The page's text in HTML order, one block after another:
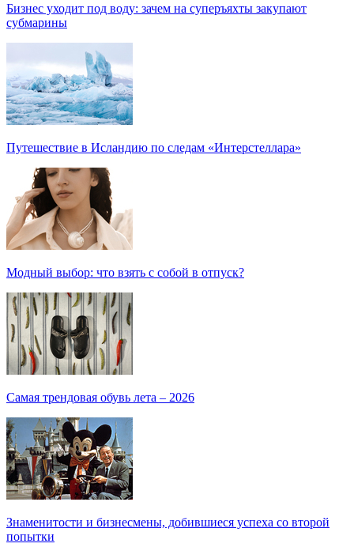
Бизнес уходит под воду: зачем на суперъяхты закупают
субмарины
Путешествие в Исландию по следам «Интерстеллара»
Модный выбор: что взять с собой в отпуск?
Самая трендовая обувь лета – 2026
Знаменитости и бизнесмены, добившиеся успеха со второй
попытки